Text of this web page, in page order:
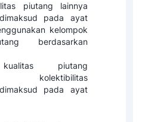
piutang lainnya
pada ayat
kelompok
berdasarkan
piutang
kolektibilitas
pada ayat